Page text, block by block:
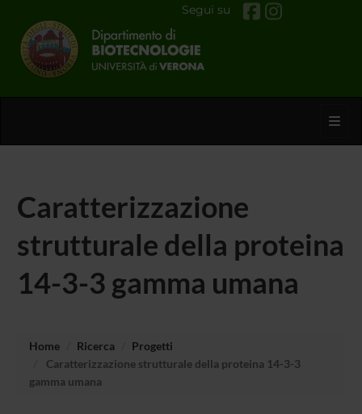
Segui su
Caratterizzazione
strutturale della proteina
14-3-3 gamma umana
Home Ricerca
Progetti
Caratterizzazione strutturale della proteina 14-3-3
gamma umana